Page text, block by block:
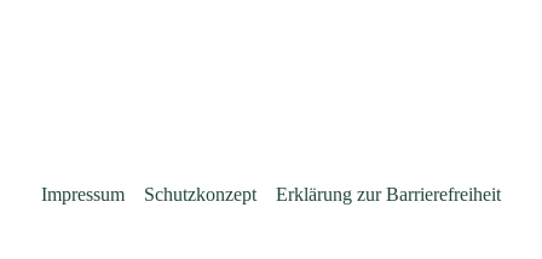
Impressum Schutzkonzept Erklärung zur Barrierefreiheit